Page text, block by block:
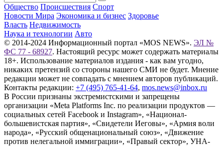
Общество Происшествия Спорт
Новости Мира Экономика и бизнес Здоровье
Власть Недвижимость
Наука и технологии Авто
© 2014-2024 Информационный портал «MOS NEWS». ЭЛ №
ФС 77 - 68927. Настоящий ресурс может содержать материалы
18+. Использование материалов издания - как вам угодно,
никаких претензий со стороны нашего СМИ не будет. Мнение
редакции может не совпадать с мнением авторов публикаций.
Контакты редакции: +7 (495) 765-41-64, mos.news@inbox.ru
В России признаны экстремистскими и запрещены
организации «Meta Platforms Inc. по реализации продуктов —
социальных сетей Facebook и Instagram», «Национал-
большевистская партия», «Свидетели Иеговы», «Армия воли
народа», «Русский общенациональный союз», «Движение
против нелегальной иммиграции», «Правый сектор», УНА-